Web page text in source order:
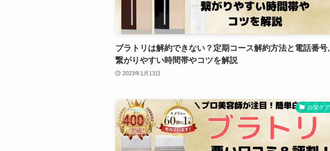
ブラトリは解約できない？定期コース解約方法と電話番号,
繋がりやすい時間帯やコツを解説
2023年1月13日
白髪ケア